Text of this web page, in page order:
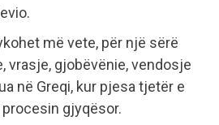
më vete, për një sërë
vrasje, gjobëvënie, vendosje
në Greqi, kur pjesa tjetër e
gjyqësor.